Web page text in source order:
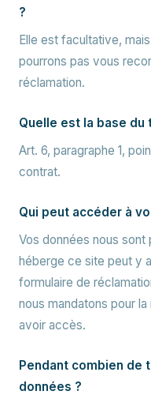
?
Elle est facultative,
pourrons pas vous
réclamation.
Quelle est la base
Art. 6, paragraphe 1,
contrat.
Qui peut accéder à
Vos données nous sont
héberge ce site peut y
formulaire de
nous mandatons pour
avoir accès.
Pendant combien de
données ?